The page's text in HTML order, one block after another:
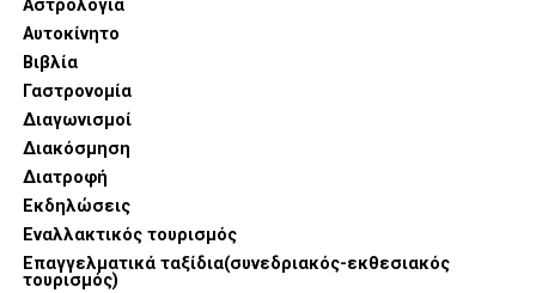
Αστρολογία
Αυτοκίνητο
Βιβλία
Γαστρονομία
Διαγωνισμοί
Διακόσμηση
Διατροφή
Εκδηλώσεις
Εναλλακτικός τουρισμός
Επαγγελματικά ταξίδια(συνεδριακός-εκθεσιακός
τουρισμός)